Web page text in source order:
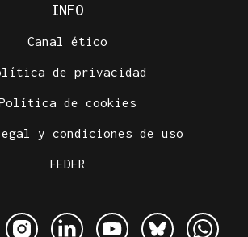
INFO
Canal ético
de privacidad
de cookies
y condiciones de uso
FEDER